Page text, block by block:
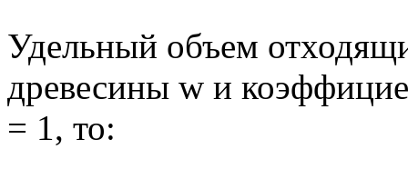
Удельный объем
древесины w и
= 1, то: